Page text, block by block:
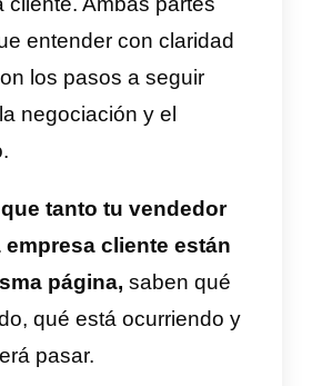
La meta será hallar
de comunicación
hacer una estrategia
y mantener la relación
empresa cliente.
el nivel que tiene tu
pregúntale sobre una
con la que él haya